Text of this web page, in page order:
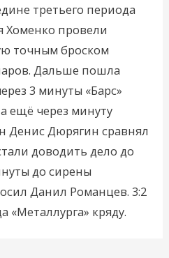
третьего периода
Хоменко провели
точным броском
Дальше пошла
3 минуты «Барс»
ещё через минуту
Денис Дюрягин сравнял
доводить дело до
до сирены
Данил Романцев. 3:2
«Металлурга» кряду.